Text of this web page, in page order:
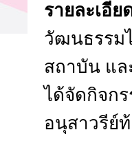
รายละเอีย
วัฒนธรรม
สถาบัน แล
ได้จัดกิจก
อนุสาวรีย์